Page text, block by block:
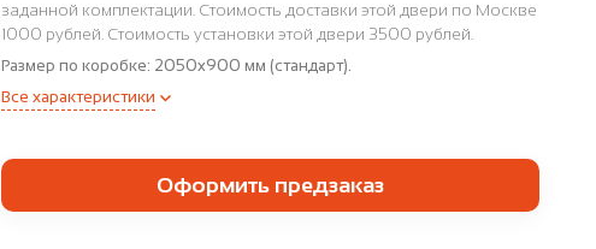
заданной комплектации. Стоимость доставки этой двери по Москве
1000 рублей. Стоимость установки этой двери 3500 рублей.
Размер по коробке: 2050x900 мм (стандарт).
Все характеристики
Оформить предзаказ